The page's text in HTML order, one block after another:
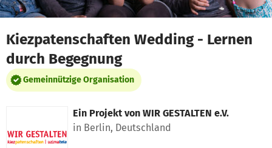
Kiezpatenschaften Wedding - Lernen
durch Begegnung
Gemeinnützige Organisation
Ein Projekt von WIR GESTALTEN e.V.
in Berlin, Deutschland